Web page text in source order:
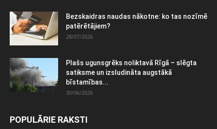
Bezskaidras naudas nākotne: ko tas nozīmē
patērētājiem?
28/07/2026
Plašs ugunsgrēks noliktavā Rīgā – slēgta
satiksme un izsludināta augstākā
bīstamības...
30/06/2026
POPULĀRIE RAKSTI